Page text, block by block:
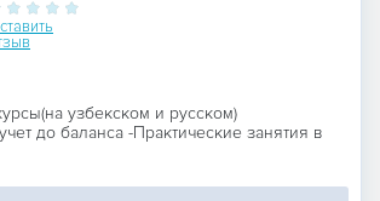
узбекском и русском)
до баланса -Практические занятия в